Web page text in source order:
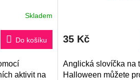
Skladem
Do košíku
aktivit na
35 Kč
Anglická slovíčka na
Halloween můžete